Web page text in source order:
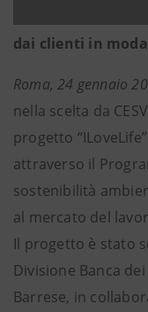
dai clienti in
Roma, 24 gennaio
nella scelta da
progetto
attraverso il
sostenibilità
al mercato del
Il progetto è stato
Divisione Banca
Barrese, in